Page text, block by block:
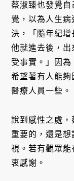
蔡淑臻也發覺
覺，以為人生
決，「隨年紀
他就進去後，
受事實。」因
希望著有人能
醫療人員一些。
說到感性之處
重要的，還是
視。若有觀眾
衷感謝。